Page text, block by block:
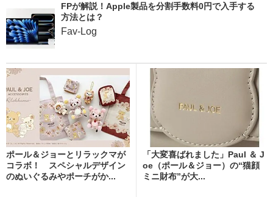
FPが解説！Apple製品を分割手数料0円で入手する
方法とは？
Fav-Log
ポール＆ジョーとリラックマが
コラボ！ スペシャルデザイン
のぬいぐるみやポーチがか...
「大変喜ばれました」Paul ＆ J
oe（ポール＆ジョー）の“猫顔
ミニ財布”が大...